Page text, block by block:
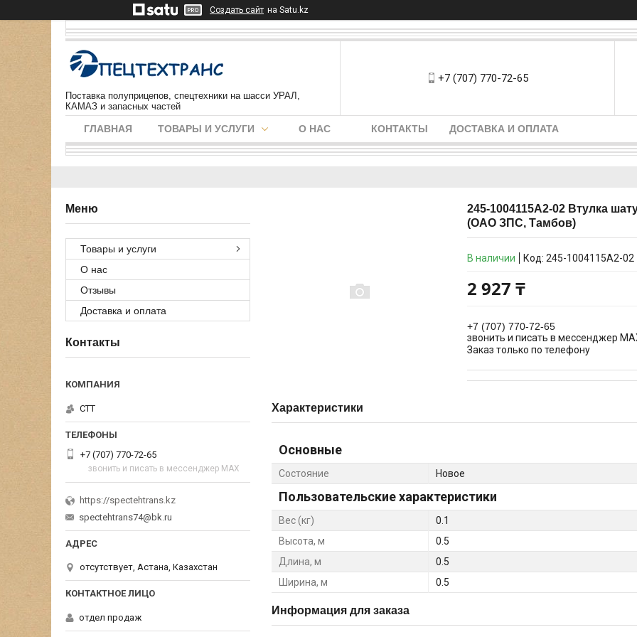
Создать сайт на Satu.kz
Поставка полуприцепов, спецтехники на шасси УРАЛ,
КАМАЗ и запасных частей
+7 (707) 770-72-65
ГЛАВНАЯ ТОВАРЫ И УСЛУГИ О НАС КОНТАКТЫ ДОСТАВКА И ОПЛАТА
245-1004115А2-02 Втулка
(ОАО ЗПС, Тамбов)
В наличии Код: 245-1004115А2-02
2 927 ₸
+7 (707) 770-72-65
звонить и писать в мессенджер
Заказ только по телефону
Характеристики
Основные
Состояние Новое
Пользовательские характеристики
Вес (кг)
0.1
Высота, м
0.5
Длина, м
0.5
Ширина, м
0.5
Информация для заказа
Товары и услуги
О нас
Отзывы
Доставка и оплата
Контакты
СТТ
+7 (707) 770-72-65
звонить и писать в мессенджер MAX
https://spectehtrans.kz
spectehtrans74@bk.ru
отсутствует, Астана, Казахстан
отдел продаж